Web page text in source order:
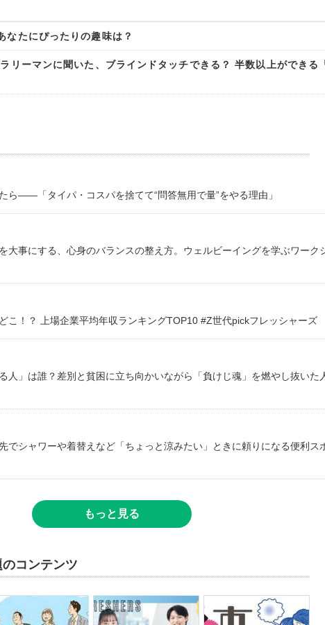
なたにぴったりの趣味は？
リーマンに聞いた、ブラインドタッチできる？ 半数以上ができる
ら――「タイパ・コスパを捨てて“問答無用で量”をやる理由」
大事にする、心身のバランスの整え方。ウェルビーイングを学ぶワーク
こ！？ 上場企業平均年収ランキングTOP10 #Z世代pickフレッシャーズ
人」は誰？差別と貧困に立ち向かいながら「負けじ魂」を燃やし抜いた
でシャワーや着替えなど「ちょっと涼みたい」ときに頼りになる便利ス
もっと見る
コンテンツ